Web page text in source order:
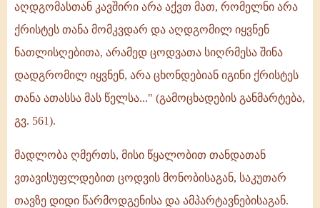
აღდგომასთან კავშირი არა აქვთ მათ, რომელნი არა
ქრისტეს თანა მომკვდარ და აღდგომილ იყვნენ
ნათლისღებითა, არამედ ცოდვათა სიღრმესა შინა
დადგრომილ იყვნენ, არა ცხონდებიან იგინი ქრისტეს
თანა ათასსა მას წელსა..." (გამოცხადების განმარტება,
გვ. 561).
მადლობა ღმერთს, მისი წყალობით თანდათან
ვთავისუფლდებით ცოდვის მონობისაგან, საკუთარ
თავზე დიდი წარმოდგენისა და ამპარტავნებისაგან.